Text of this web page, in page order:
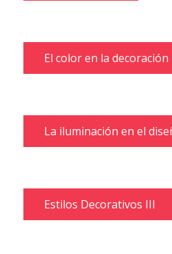
El color en la decoración
La iluminación en el
Estilos Decorativos III